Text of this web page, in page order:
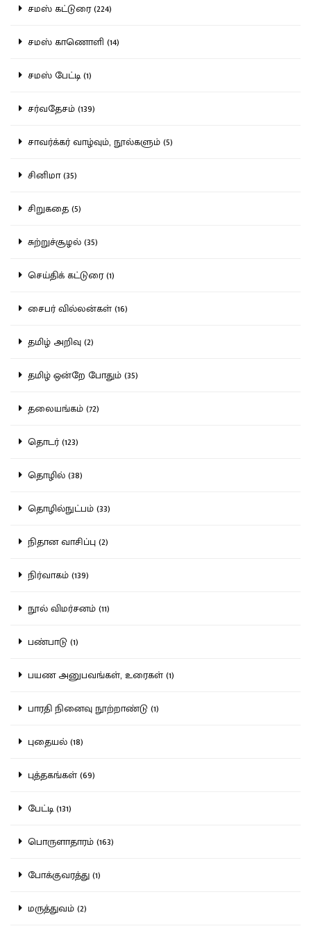
சமஸ் கட்டுரை (224)
சமஸ் காணொளி (14)
சமஸ் பேட்டி (1)
சர்வதேசம் (139)
சாவர்க்கர் வாழ்வும், நூல்களும் (5)
சினிமா (35)
சிறுகதை (5)
சுற்றுச்சூழல் (35)
செய்திக் கட்டுரை (1)
சைபர் வில்லன்கள் (16)
தமிழ் அறிவு (2)
தமிழ் ஒன்றே போதும் (35)
தலையங்கம் (72)
தொடர் (123)
தொழில் (38)
தொழில்நுட்பம் (33)
நிதான வாசிப்பு (2)
நிர்வாகம் (139)
நூல் விமர்சனம் (11)
பண்பாடு (1)
பயண அனுபவங்கள், உரைகள் (1)
பாரதி நினைவு நூற்றாண்டு (1)
புதையல் (18)
புத்தகங்கள் (69)
பேட்டி (131)
பொருளாதாரம் (163)
போக்குவரத்து (1)
மருத்துவம் (2)